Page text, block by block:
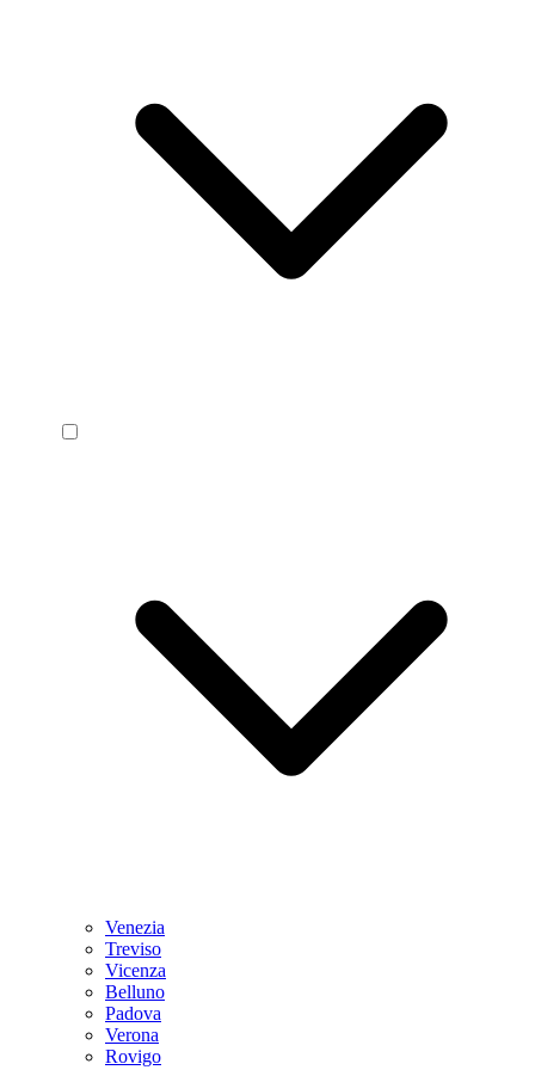
Venezia
Treviso
Vicenza
Belluno
Padova
Verona
Rovigo